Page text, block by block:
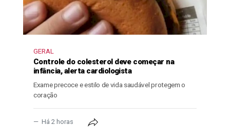
GERAL
Controle do colesterol deve começar na
infância, alerta cardiologista
Exame precoce e estilo de vida saudável protegem o
coração
Há 2 horas